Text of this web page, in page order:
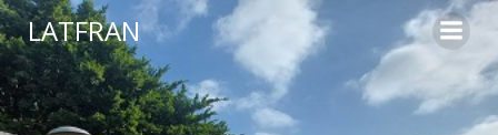
LATFRAN